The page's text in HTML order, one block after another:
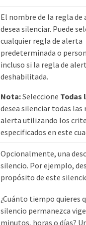
El nombre de la regla de
desea silenciar. Puede
cualquier regla de alerta
predeterminada o
incluso si la regla de
deshabilitada.
Nota:Seleccione Todas
desea silenciar todas las
alerta utilizando los
especificados en este
Opcionalmente, una
silencio. Por ejemplo,
propósito de este
¿Cuánto tiempo quieres
silencio permanezca
minutos, horas o días?